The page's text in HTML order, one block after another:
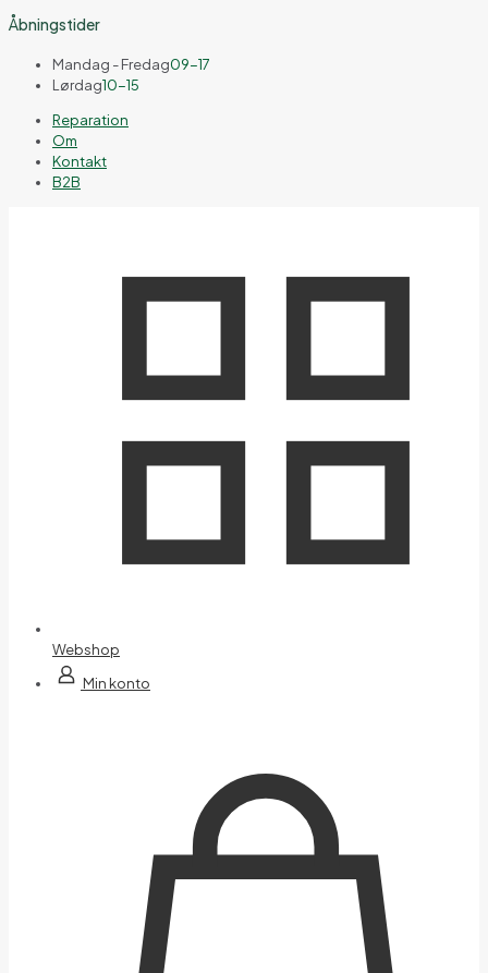
Åbningstider
Mandag - Fredag09-17
Lørdag10-15
Reparation
Om
Kontakt
B2B
Webshop
Min konto